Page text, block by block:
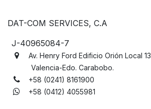
DAT-COM SERVICES, C.A
J-40965084-7
Av. Henry Ford Edificio Orión Local 13
Valencia-Edo. Carabobo.
+58 (0241) 8161900
+58 (0412) 4055981